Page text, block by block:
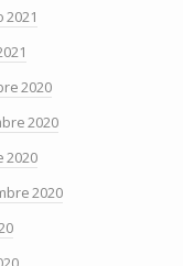
2020
2020
2020
2020